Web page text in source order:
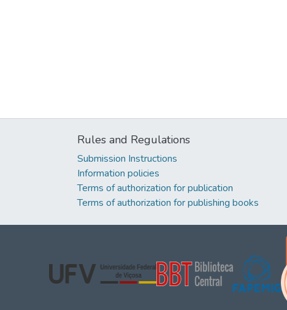
Rules and Regulations
Submission Instructions
Information policies
Terms of authorization for publication
Terms of authorization for publishing books